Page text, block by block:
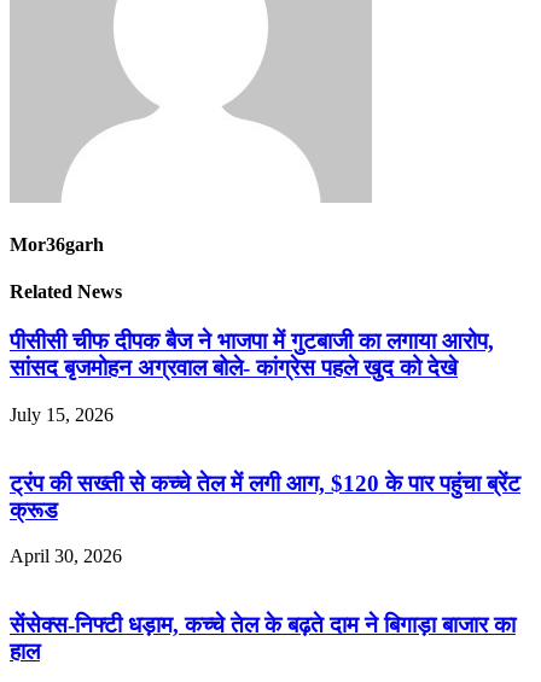
Mor36garh
Related News
पीसीसी चीफ दीपक बैज ने भाजपा में गुटबाजी का लगाया आरोप,
सांसद बृजमोहन अग्रवाल बोले- कांग्रेस पहले खुद को देखे
July 15, 2026
ट्रंप की सख्ती से कच्चे तेल में लगी आग, $120 के पार पहुंचा ब्रेंट
क्रूड
April 30, 2026
सेंसेक्स-निफ्टी धड़ाम, कच्चे तेल के बढ़ते दाम ने बिगाड़ा बाजार का
हाल